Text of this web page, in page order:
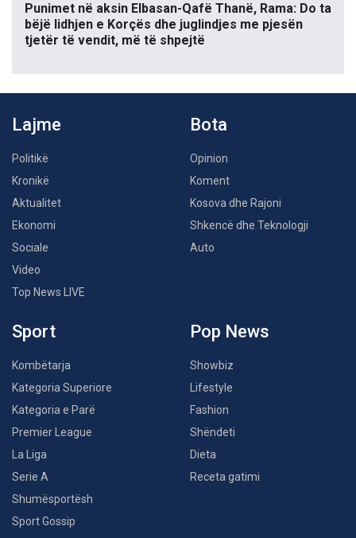
Punimet në aksin Elbasan-Qafë Thanë, Rama: Do ta
bëjë lidhjen e Korçës dhe juglindjes me pjesën
tjetër të vendit, më të shpejtë
Lajme
Politikë
Kronikë
Aktualitet
Ekonomi
Sociale
Video
Top News LIVE
Bota
Opinion
Koment
Kosova dhe Rajoni
Shkencë dhe Teknologji
Auto
Sport
Kombëtarja
Kategoria Superiore
Kategoria e Parë
Premier League
La Liga
Serie A
Shumësportësh
Sport Gossip
Pop News
Showbiz
Lifestyle
Fashion
Shëndeti
Dieta
Receta gatimi